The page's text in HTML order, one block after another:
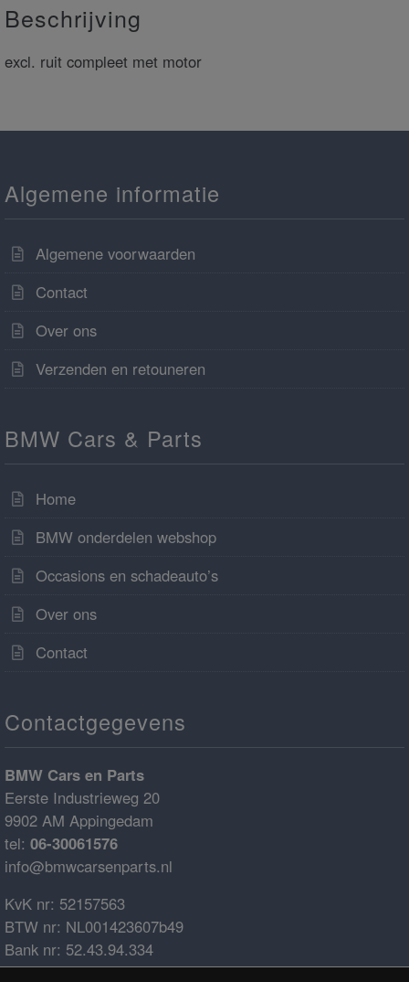
Beschrijving
excl. ruit compleet met motor
Algemene informatie
Algemene voorwaarden
Contact
Over ons
Verzenden en retouneren
BMW Cars & Parts
Home
BMW onderdelen webshop
Occasions en schadeauto’s
Over ons
Contact
Contactgegevens
BMW Cars en Parts
Eerste Industrieweg 20
9902 AM Appingedam
tel: 06-30061576
info@bmwcarsenparts.nl
KvK nr: 52157563
BTW nr: NL001423607b49
Bank nr: 52.43.94.334
IBAN: NL68ABNA0524394334